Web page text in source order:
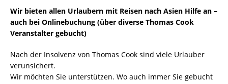
Wir bieten allen Urlaubern mit Reisen nach Asien Hilfe an –
auch bei Onlinebuchung (über diverse Thomas Cook
Veranstalter gebucht)
Nach der Insolvenz von Thomas Cook sind viele Urlauber
verunsichert.
Wir möchten Sie unterstützen. Wo auch immer Sie gebucht